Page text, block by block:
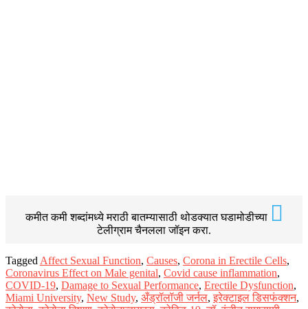
कमीत कमी शब्दांमध्ये मराठी बातम्यासाठी थोडक्यात घडामोडीच्या
टेलीग्राम चैनलला जॉइन करा.
Tagged Affect Sexual Function, Causes, Corona in Erectile Cells,
Coronavirus Effect on Male genital, Covid cause inflammation,
COVID-19, Damage to Sexual Performance, Erectile Dysfunction,
Miami University, New Study, अँड्रॉलॉजी जर्नल,इरेक्टाइल डिसफंक्शन,